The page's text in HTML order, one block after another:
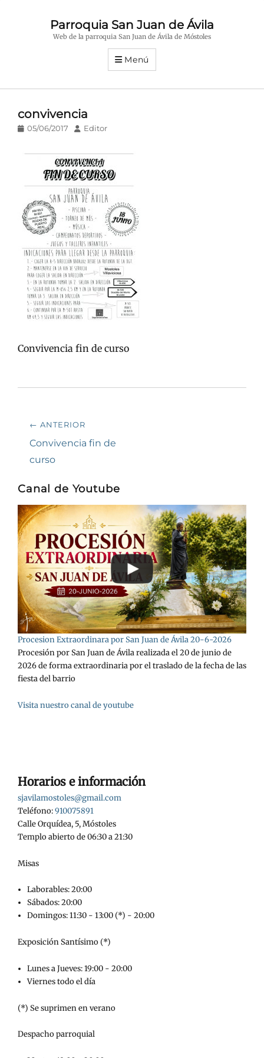
Parroquia San Juan de Ávila
Web de la parroquia San Juan de Ávila de Móstoles
Menú
convivencia
Publicado
05/06/2017 AutorEditor
Convivencia fin de curso
Navegación
de
entradas
← ANTERIOR
Entrada
anterior:
Convivencia fin de
curso
Canal de Youtube
Procesion Extraordinara por San Juan de Ávila 20-6-2026
Procesión por San Juan de Ávila realizada el 20 de junio de
2026 de forma extraordinaria por el traslado de la fecha de las
fiesta del barrio
Visita nuestro canal de youtube
Horarios e información
sjavilamostoles@gmail.com
Teléfono:910075891
Calle Orquídea, 5, Móstoles
Templo abierto de 06:30 a 21:30
Misas
Laborables: 20:00
Sábados: 20:00
Domingos: 11:30 - 13:00 (*) - 20:00
Exposición Santísimo (*)
Lunes a Jueves: 19:00 - 20:00
Viernes todo el día
(*) Se suprimen en verano
Despacho parroquial